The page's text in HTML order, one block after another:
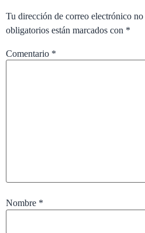
Tu dirección de correo electrónico no
obligatorios están marcados con *
Comentario *
Nombre *